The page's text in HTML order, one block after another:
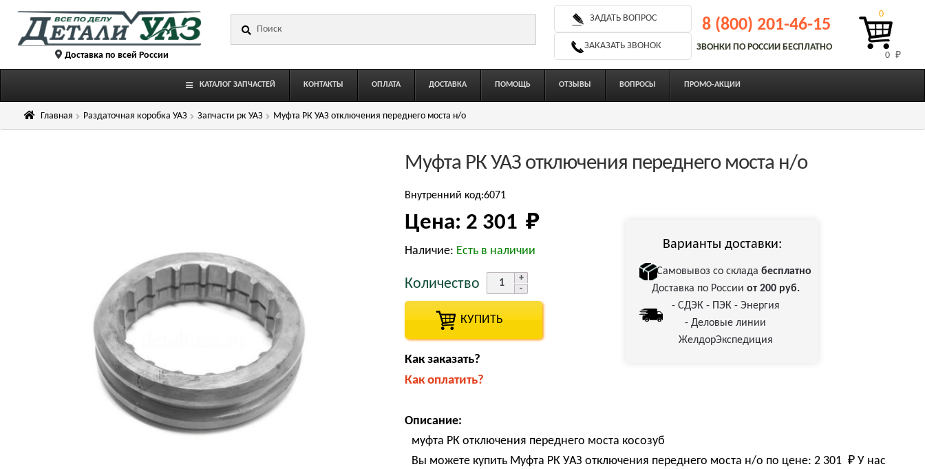
Перейти
Перейти
содержимому Доставка по всей России
ЗАДАТЬ ВОПРОС
ЗАКАЗАТЬ ЗВОНОК
8 (800) 201-46-15
ЗВОНКИ ПО РОССИИ БЕСПЛАТНО
0 ₽
0
КАТАЛОГ ЗАПЧАСТЕЙ КОНТАКТЫ ОПЛАТА ДОСТАВКА ПОМОЩЬ ОТЗЫВЫ ВОПРОСЫ ПРОМО-АКЦИИ
Главная Раздаточная коробка УАЗ Запчасти рк УАЗ Муфта РК УАЗ отключения переднего моста н/о
Муфта РК УАЗ отключения переднего моста н/о
Внутренний код:6071
Цена: 2 301 ₽
Наличие: Есть в наличии Варианты доставки:
Самовывоз со складабесплатно
Доставка по России от 200 руб.
- СДЭК - ПЭК - Энергия
- Деловые линии
ЖелдорЭкспедиция
Количество
КУПИТЬ
Как заказать?
Как оплатить?
Описание:
муфта РК отключения переднего моста косозуб
Вы можете купить Муфта РК УАЗ отключения переднего моста н/о по цене:2 301 ₽ У нас